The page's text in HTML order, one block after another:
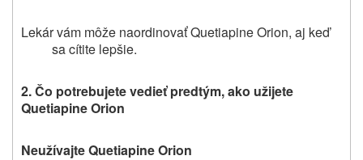
Lekár vám môže naordinovať Quetiapine Orion, aj keď
sa cítite lepšie.
2.Čo potrebujete vedieť predtým, ako užijete
Quetiapine Orion
Neužívajte Quetiapine Orion